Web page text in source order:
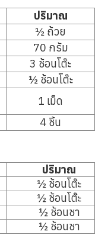
ปริมาณ
½ ถ้วย
70 กรัม
3 ช้อนโต๊ะ
½ ช้อนโต๊ะ
1 เม็ด
4 ชิ้น
ปริมาณ
½ ช้อนโต๊ะ
½ ช้อนโต๊ะ
½ ช้อนชา
½ ช้อนชา